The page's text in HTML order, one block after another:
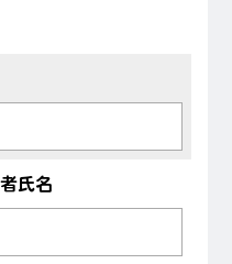
氏名